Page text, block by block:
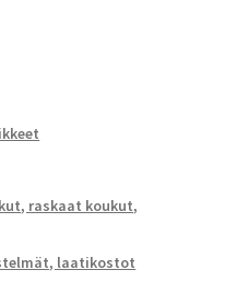
raskaat koukut,
laatikostot